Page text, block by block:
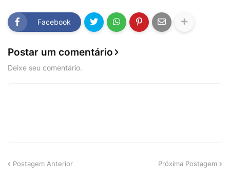
Facebook
Postar um comentário
Deixe seu comentário.
Postagem Anterior Próxima Postagem